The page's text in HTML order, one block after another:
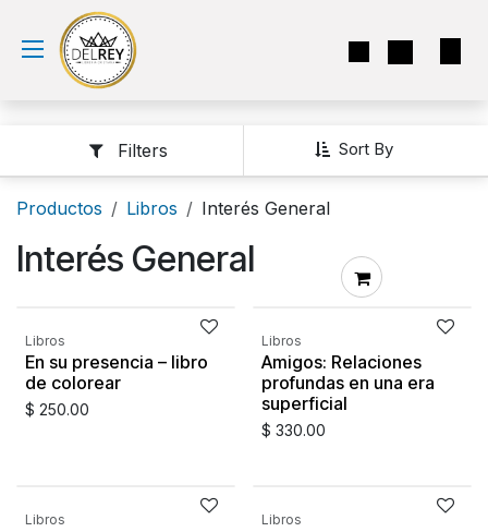
Ir al contenido
Sort By
Filters
Productos Libros Interés General
Interés General
Libros
En su presencia – libro
de colorear
$ 250.00
Libros
Amigos: Relaciones
profundas en una era
superficial
$ 330.00
Libros
Libros